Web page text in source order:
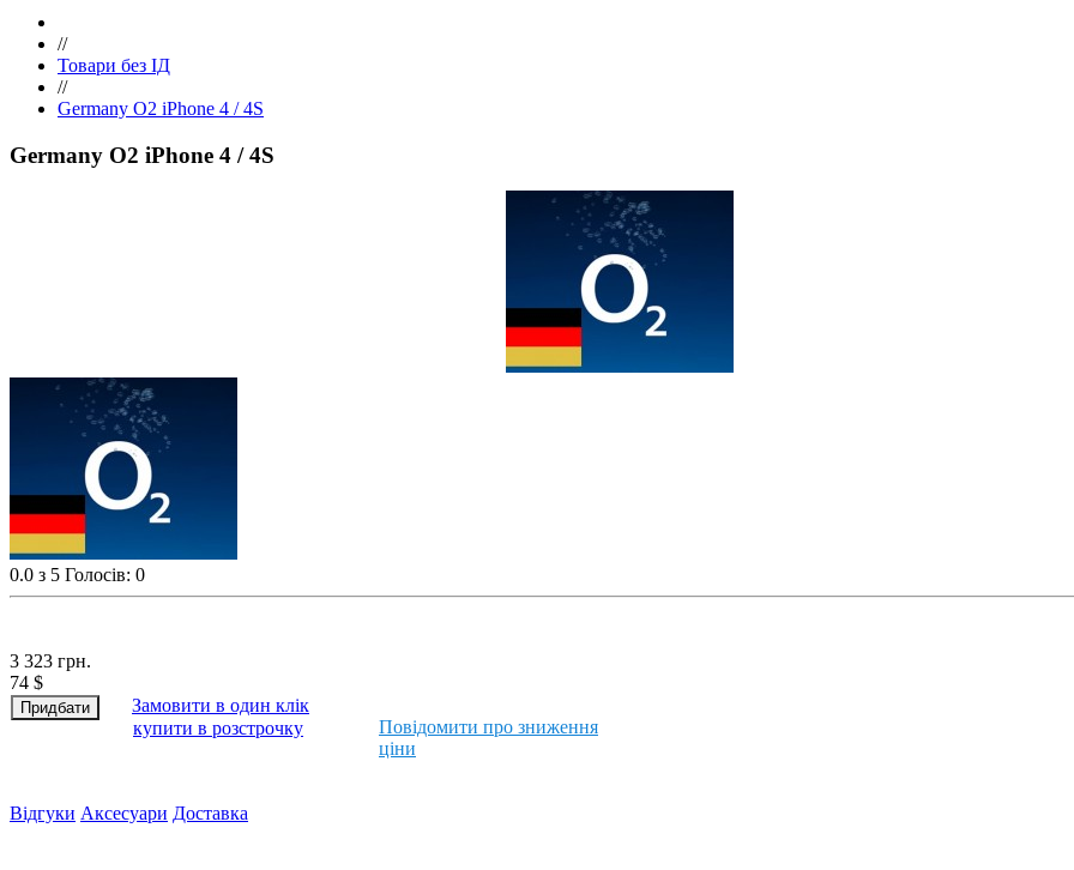
//
Товари без ІД
//
Germany O2 iPhone 4 / 4S
Germany O2 iPhone 4 / 4S
0.0 з 5 Голосів: 0
3 323 грн.
74 $
Замовити в один клік
купити в розстрочку
Повідомити про зниження
ціни
Відгуки Аксесуари Доставка